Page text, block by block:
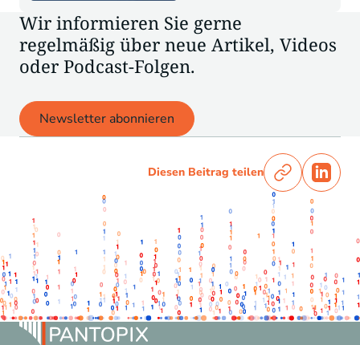
Wir informieren Sie gerne
regelmäßig über neue Artikel, Videos
oder Podcast-Folgen.
Newsletter abonnieren
Diesen Beitrag teilen